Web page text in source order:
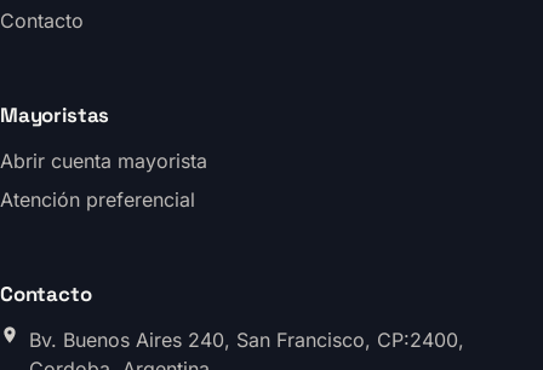
Contacto
Mayoristas
Abrir cuenta mayorista
Atención preferencial
Contacto
Bv. Buenos Aires 240, San Francisco, CP:2400,